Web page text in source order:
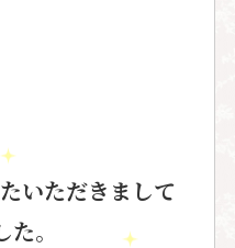
いただきまして
。